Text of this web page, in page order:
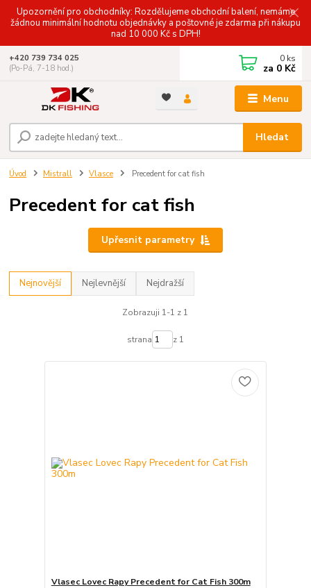
Upozornění pro obchodníky: Rozdělujeme obchodní balení, nemáme
žádnou minimální hodnotu objednávky a poštovné je zdarma při nákupu
nad 10 000 Kč s DPH!
Menu
Hledat
+420 739 734 025
(Po-Pá, 7-18 hod.)
0 ks
za 0 Kč
Úvod Mistrall Vlasce Precedent for cat fish
Precedent for cat fish
Upřesnit parametry
Nejnovější Nejlevnější Nejdražší
Zobrazuji 1-1 z 1
strana z 1
Vlasec Lovec Rapy Precedent for Cat Fish 300m